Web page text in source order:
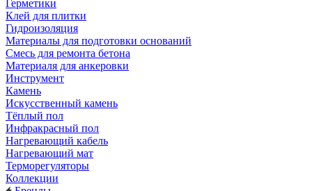
Герметики
Клей для плитки
Гидроизоляция
Материалы для подготовки оснований
Смесь для ремонта бетона
Материаля для анкеровки
Инструмент
Камень
Искусственный камень
Тёплый пол
Инфракрасный пол
Нагревающий кабель
Нагревающий мат
Терморегуляторы
Коллекции